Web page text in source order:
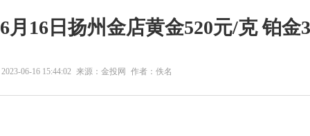
6月16日扬州金店黄金520元/克 铂金
2023-06-16 15:44:02 来源：金投网 作者：佚名